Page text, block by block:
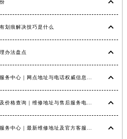
划痕解决技巧是什么
办法盘点
宁波罗杰杜彼官方售后服务中心｜网点地址与电话权威信息公示（2026年6月最新）
罗杰杜彼官方服务项目及价格查询｜维修地址与售后服务电话权威信息公告（2026年6月最新）
罗杰杜彼中国官方售后服务中心｜最新维修地址及官方客服电话权威信息公告（2026年7月最新）